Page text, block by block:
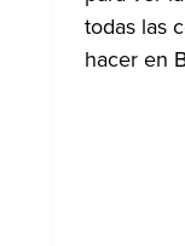
todas las
hacer en